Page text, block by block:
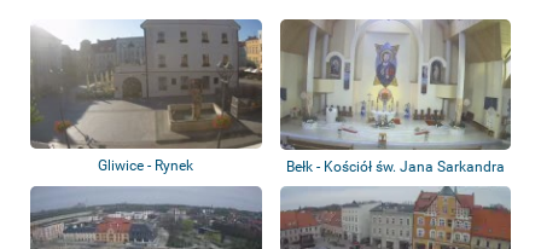
Gliwice - Rynek Bełk - Kościół św. Jana Sarkandra